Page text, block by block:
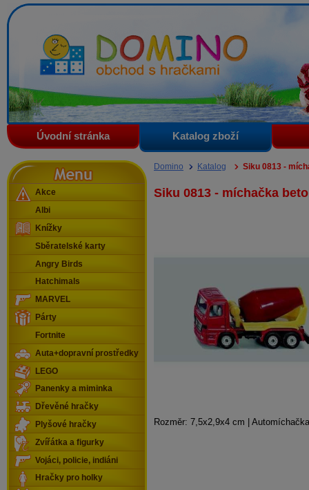
Domino - obchod s hračkami
Úvodní stránka Katalog zboží
Domino Katalog Siku 0813 -
Siku 0813 - míchačka
Rozměr: 7,5x2,9x4 cm |
Menu
Akce
Albi
Knížky
Sběratelské karty
Angry Birds
Hatchimals
MARVEL
Párty
Fortnite
Auta+dopravní prostředky
LEGO
Panenky a miminka
Dřevěné hračky
Plyšové hračky
Zvířátka a figurky
Vojáci, policie, indiáni
Hračky pro holky